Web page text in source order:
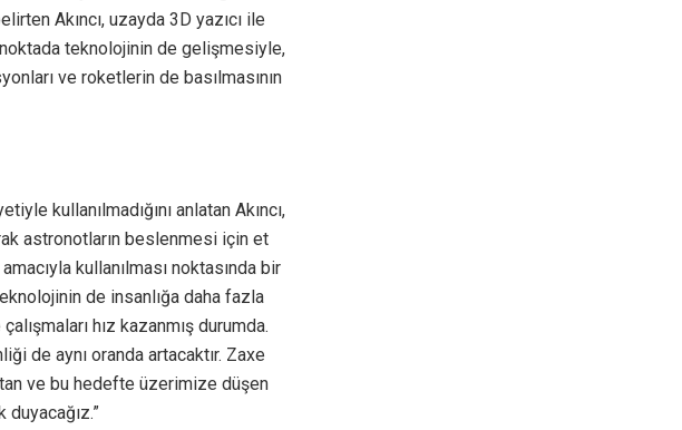
Akıncı, uzayda 3D yazıcı ile
noktada teknolojinin de gelişmesiyle,
ve roketlerin de basılmasının
kullanılmadığını anlatan Akıncı,
astronotların beslenmesi için et
kullanılması noktasında bir
de insanlığa daha fazla
hız kazanmış durumda.
de aynı oranda artacaktır. Zaxe
ve bu hedefte üzerimize düşen